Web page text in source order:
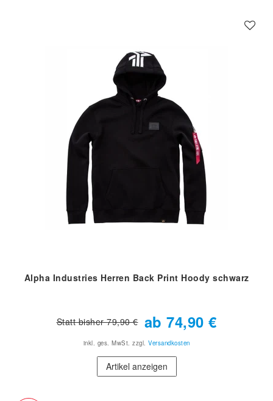
Alpha Industries Herren Back Print Hoody schwarz
Statt bisher 79,90 € ab 74,90 €
inkl. ges. MwSt. zzgl. Versandkosten
Artikel anzeigen